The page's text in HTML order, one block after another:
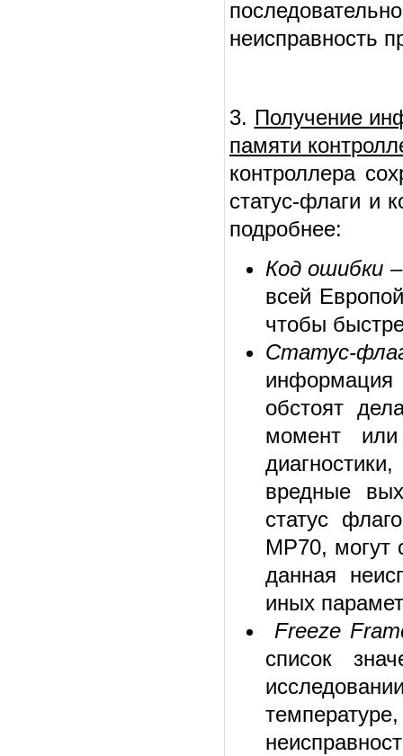
неисправность
3. Получение
памяти
контроллера
статус-флаги и
подробнее:
Код ошибки
всей
чтобы
Статус-
обстоят
момент
вредные
статус
МР70, могут
данная
иных
Freeze
список